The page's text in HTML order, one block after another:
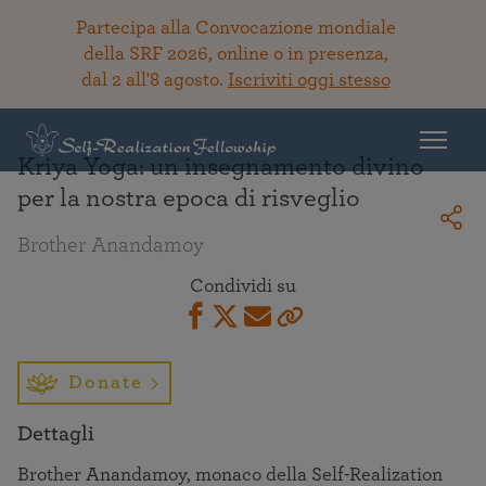
Partecipa alla Convocazione mondiale
della SRF 2026, online o in presenza,
dal 2 all'8 agosto. Iscriviti oggi stesso
Kriya Yoga: un insegnamento divino
per la nostra epoca di risveglio
Brother Anandamoy
Condividi su
Donate
Dettagli
Brother Anandamoy, monaco della Self-Realization